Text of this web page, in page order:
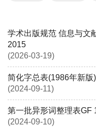
学术出版规范 信息与文
2015
(2026-03-19)
简化字总表(1986年新版
(2024-09-11)
第一批异形词整理表
(2024-09-10)